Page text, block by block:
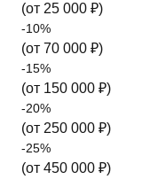
(от 25 000 ₽)
-10%
(от 70 000 ₽)
-15%
(от 150 000 ₽)
-20%
(от 250 000 ₽)
-25%
(от 450 000 ₽)